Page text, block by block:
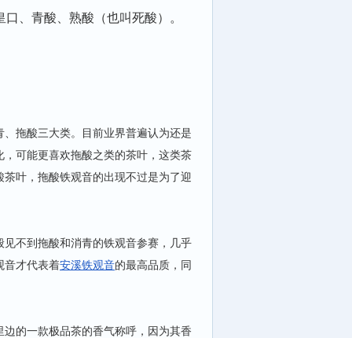
、青酸、熟酸（也叫死酸）。
拖酸三大类。目前业界普遍认为还是
可能更喜欢拖酸之类的茶叶，这类茶
叶，拖酸铁观音的出现不过是为了迎
见不到拖酸和消青的铁观音参赛，几乎
音才代表着安溪铁观音的最高品质，同
的一款极品茶的香气称呼，因为其香